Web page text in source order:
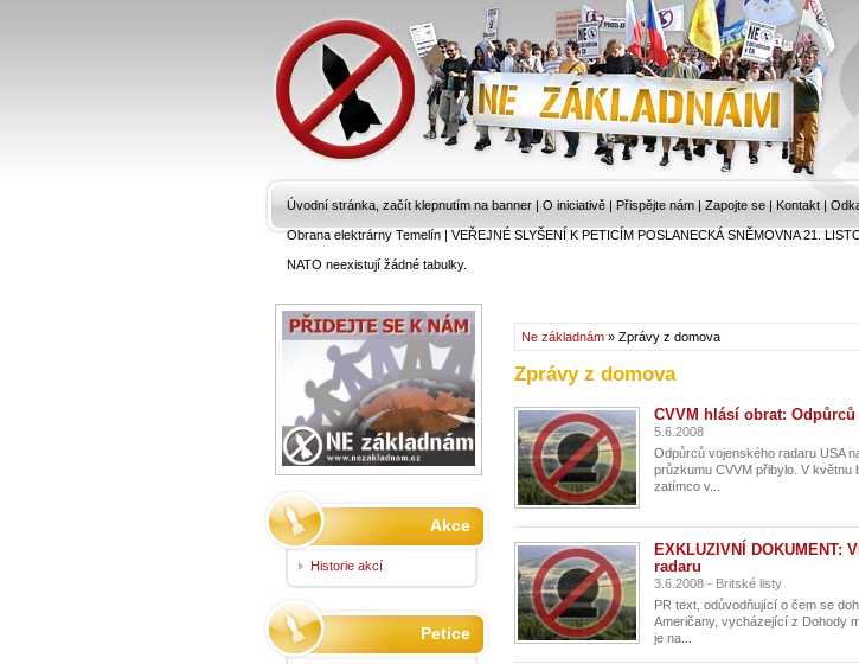
Úvodní stránka, začít klepnutím na banner | O iniciativě | Přispějte nám | Zapojte se | Kontakt |
Obrana elektrárny Temelín|VEŘEJNÉ SLYŠENÍ K PETICÍM POSLANECKÁ SNĚMOVNA 21.
NATO neexistují žádné tabulky.
Ne základnám » Zprávy z domova
Zprávy z domova
CVVM hlásí obrat:
5.6.2008
Odpůrců vojenského radaru USA
průzkumu CVVM přibylo. V květnu
zatímco v...
EXKLUZIVNÍ
radaru
3.6.2008 - Britské listy
PR text, odůvodňující o čem se
Američany, vycházející z Dohody
je na...
Akce
Historie akcí
Petice